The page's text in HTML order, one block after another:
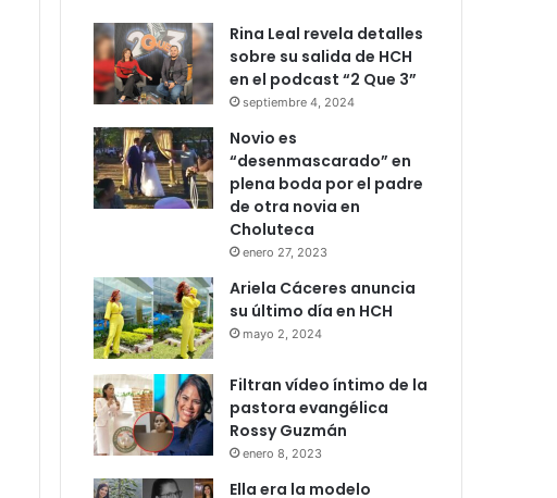
Rina Leal revela detalles
sobre su salida de HCH
en el podcast “2 Que 3”
septiembre 4, 2024
Novio es
“desenmascarado” en
plena boda por el padre
de otra novia en
Choluteca
enero 27, 2023
Ariela Cáceres anuncia
su último día en HCH
mayo 2, 2024
Filtran vídeo íntimo de la
pastora evangélica
Rossy Guzmán
enero 8, 2023
Ella era la modelo